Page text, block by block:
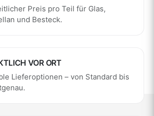
Preis pro Teil für Glas,
und Besteck.
VOR ORT
Lieferoptionen – von Standard bis